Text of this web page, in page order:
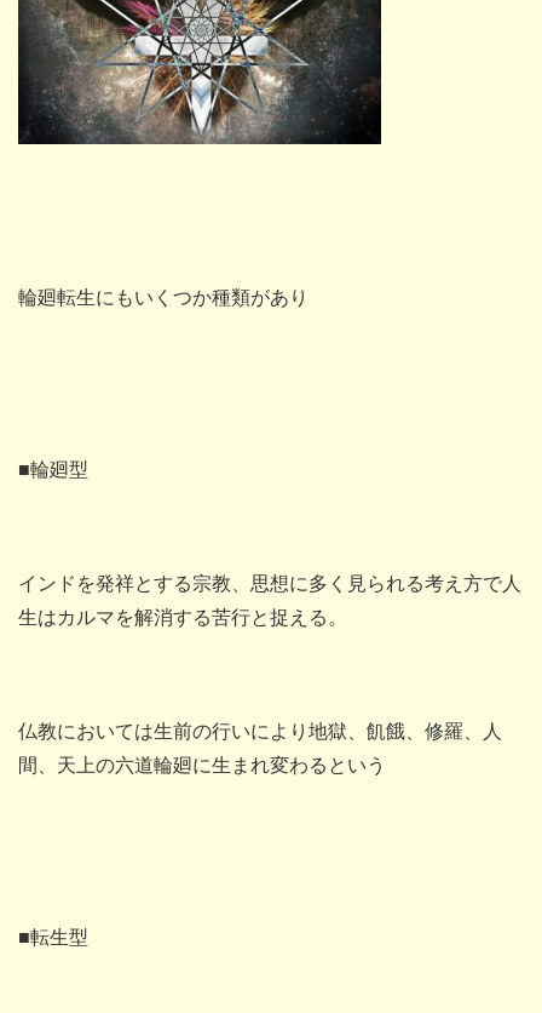
輪廻転生にもいくつか種類があり
■輪廻型
インドを発祥とする宗教、思想に多く見られる考え方で人
生はカルマを解消する苦行と捉える。
仏教においては生前の行いにより地獄、飢餓、修羅、人
間、天上の六道輪廻に生まれ変わるという
■転生型